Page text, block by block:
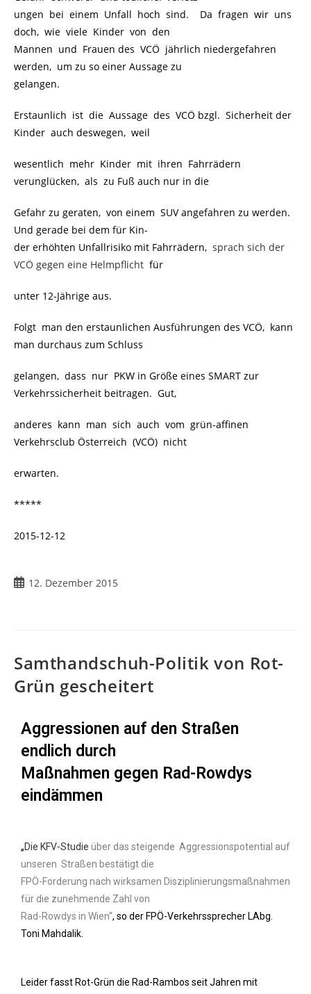
ungen bei einem Unfall hoch sind. Da fragen wir uns
doch, wie viele Kinder von den
Mannen und Frauen des VCÖ jährlich niedergefahren
werden, um zu so einer Aussage zu
gelangen.
Erstaunlich ist die Aussage des VCÖ bzgl. Sicherheit der
Kinder auch deswegen, weil
wesentlich mehr Kinder mit ihren Fahrrädern
verunglücken, als zu Fuß auch nur in die
Gefahr zu geraten, von einem SUV angefahren zu werden.
Und gerade bei dem für Kin-
der erhöhten Unfallrisiko mit Fahrrädern, sprach sich der
VCÖ gegen eine Helmpflicht für
unter 12-Jährige aus.
Folgt man den erstaunlichen Ausführungen des VCÖ, kann
man durchaus zum Schluss
gelangen, dass nur PKW in Größe eines SMART zur
Verkehrssicherheit beitragen. Gut,
anderes kann man sich auch vom grün-affinen
Verkehrsclub Österreich (VCÖ) nicht
erwarten.
*****
2015-12-12
12. Dezember 2015
Samthandschuh-Politik von Rot-
Grün gescheitert
Aggressionen auf den Straßen
endlich durch
Maßnahmen gegen Rad-Rowdys
eindämmen
„Die KFV-Studie über das steigende Aggressionspotential auf
unseren Straßen bestätigt die
FPÖ-Forderung nach wirksamen Disziplinierungsmaßnahmen
für die zunehmende Zahl von
Rad-Rowdys in Wien“, so der FPÖ-Verkehrssprecher LAbg.
Toni Mahdalik.
Leider fasst Rot-Grün die Rad-Rambos seit Jahren mit